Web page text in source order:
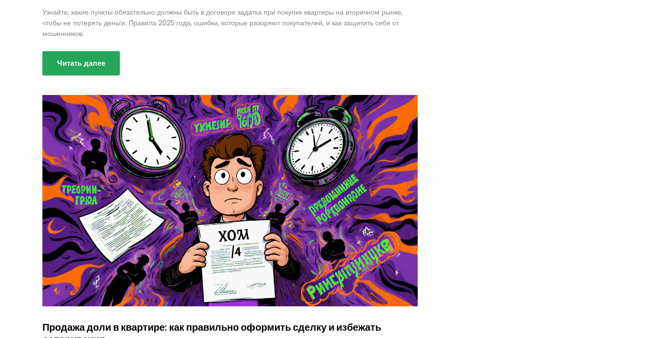
Узнайте, какие пункты обязательно должны быть в договоре задатка при покупке квартиры на вторичном рынке,
чтобы не потерять деньги. Правила 2025 года, ошибки, которые разоряют покупателей, и как защитить себя от
мошенников.
Читать далее
Продажа доли в квартире: как правильно оформить сделку и избежать